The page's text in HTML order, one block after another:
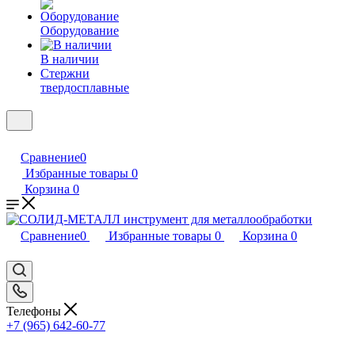
Оборудование
В наличии
Стержни
твердосплавные
Сравнение0
Избранные товары 0
Корзина 0
Сравнение0 Избранные товары 0 Корзина 0
Телефоны
+7 (965) 642-60-77